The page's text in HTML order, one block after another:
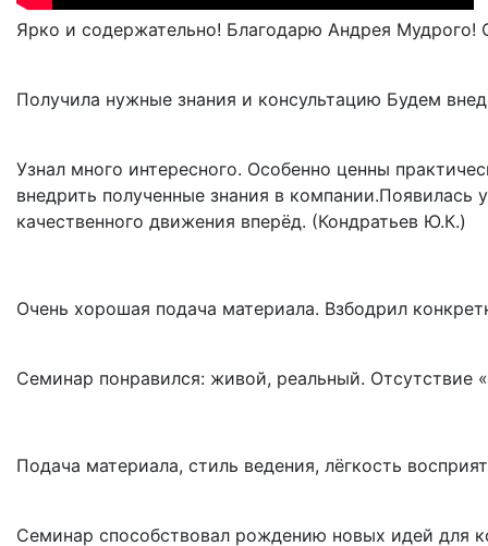
Ярко и содержательно! Благодарю Андрея Мудрого!
Получила нужные знания и консультацию Будем
Узнал много интересного. Особенно ценны
внедрить полученные знания в
качественного движения вперёд. (Кондратьев Ю.К.)
Очень хорошая подача материала. Взбодрил
Семинар понравился: живой, реальный. Отсутствие
Подача материала, стиль ведения, лёгкость
Семинар способствовал рождению новых идей для